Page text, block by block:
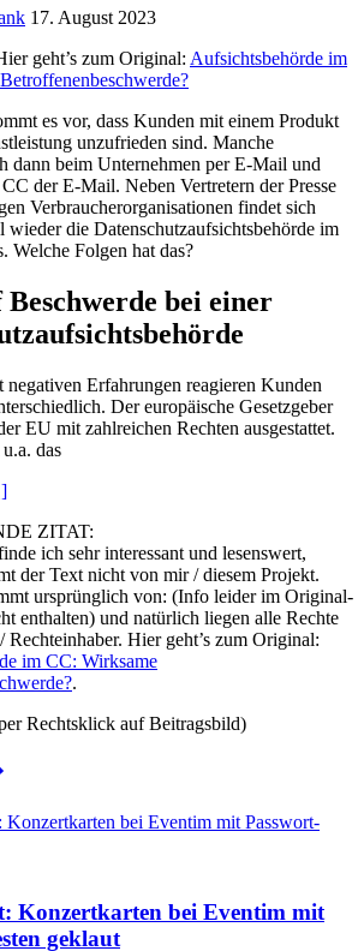
17. August 2023
geht’s zum Original: Aufsichtsbehörde im
es vor, dass Kunden mit einem Produkt
unzufrieden sind. Manche
dann beim Unternehmen per E-Mail und
der E-Mail. Neben Vertretern der Presse
Verbraucherorganisationen findet sich
wieder die Datenschutzaufsichtsbehörde im
Welche Folgen hat das?
Beschwerde bei einer
Erfahrungen reagieren Kunden
Der europäische Gesetzgeber
EU mit zahlreichen Rechten ausgestattet.
das
ZITAT:
ich sehr interessant und lesenswert,
der Text nicht von mir / diesem Projekt.
ursprünglich von: (Info leider im Original-
enthalten) und natürlich liegen alle Rechte
Rechteinhaber. Hier geht’s zum Original:
im CC: Wirksame
.
Rechtsklick auf Beitragsbild)
Konzertkarten bei Eventim mit
geklaut